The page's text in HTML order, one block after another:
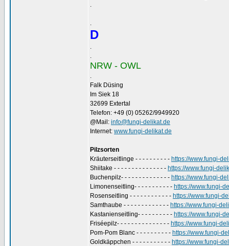
.
.
D
.
.
NRW - OWL
.
Falk Düsing
Im Siek 18
32699 Extertal
Telefon: +49 (0) 05262/9949920
@Mail: info@fungi-delikat.de
Internet: www.fungi-delikat.de
Pilzsorten
Kräuterseitlinge - - - - - - - - - - https://www.fungi-
Shiitake - - - - - - - - - - - - - - - https://www.fungi-
Buchenpilz- - - - - - - - - - - - - - https://www.fungi-
Limonenseitling- - - - - - - - - - - https://www.fungi-
Rosenseitling - - - - - - - - - - - - https://www.fungi-
Samthaube - - - - - - - - - - - - - https://www.fungi-
Kastanienseitling- - - - - - - - - - https://www.fungi-
Friséepilz- - - - - - - - - - - - - - - https://www.fungi-
Pom-Pom Blanc - - - - - - - - - - https://www.fungi-
Goldkäppchen - - - - - - - - - - - https://www.fungi-